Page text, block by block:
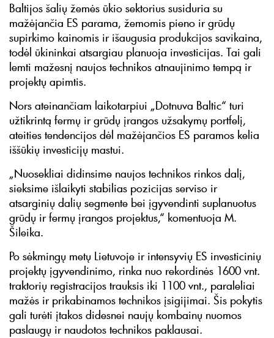
Baltijos šalių žemės ūkio sektorius susiduria su
mažėjančia ES parama, žemomis pieno ir grūdų
supirkimo kainomis ir išaugusia produkcijos savikaina,
todėl ūkininkai atsargiau planuoja investicijas. Tai gali
lemti mažesnį naujos technikos atnaujinimo tempą ir
projektų apimtis.
Nors ateinančiam laikotarpiui „Dotnuva Baltic“ turi
užtikrintą fermų ir grūdų įrangos užsakymų portfelį,
ateities tendencijos dėl mažėjančios ES paramos kelia
iššūkių investicijų mastui.
„Nuosekliai didinsime naujos technikos rinkos dalį,
sieksime išlaikyti stabilias pozicijas serviso ir
atsarginių dalių segmente bei įgyvendinti suplanuotus
grūdų ir fermų įrangos projektus,“ komentuoja M.
Šileika.
Po sėkmingų metų Lietuvoje ir intensyvių ES investicinių
projektų įgyvendinimo, rinka nuo rekordinės 1600 vnt.
traktorių registracijos trauksis iki 1100 vnt., paraleliai
mažės ir prikabinamos technikos įsigijimai. Šis pokytis
gali turėti įtakos didesnei naujų kombainų nuomos
paslaugų ir naudotos technikos paklausai.